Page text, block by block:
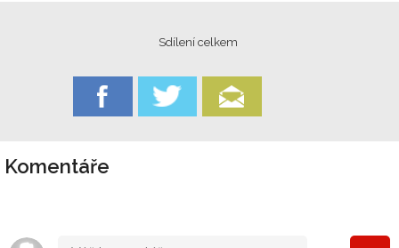
Sdílení celkem
Komentáře